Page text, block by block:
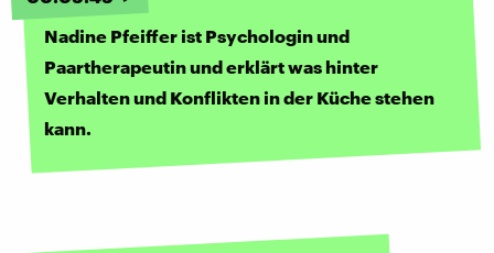
Nadine Pfeiffer ist Psychologin und
Paartherapeutin und erklärt was hinter
Verhalten und Konflikten in der Küche stehen
kann.